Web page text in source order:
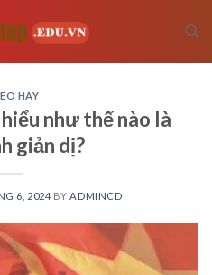
HAY
như thế nào là
giản dị?
6, 2024 BY ADMINCD